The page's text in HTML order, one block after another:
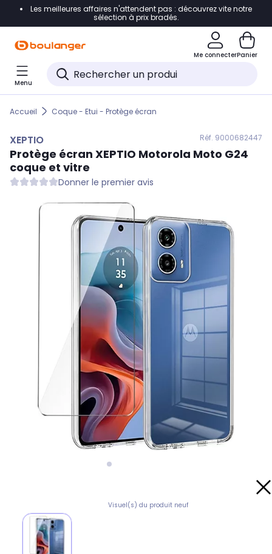
Accéder directement à la navigation
Accéder directement au pied de page
Accéder directement au chatbot
Les meilleures affaires n'attendent pas : découvrez vite notre
sélection à prix bradés.
Me connecterPanier
Menu
Accueil Coque - Etui - Protège écran
XEPTIO Réf. 9000682447
Protège écran XEPTIO Motorola Moto G24
coque et vitre
Donner le premier avis
Visuel(s) du produit neuf